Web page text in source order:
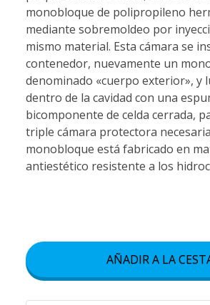
monobloque de polipropileno
mediante sobremoldeo por
mismo material. Esta cámara se
contenedor, nuevamente un
denominado «cuerpo exterior», y
dentro de la cavidad con una
bicomponente de celda cerrada,
triple cámara protectora
monobloque está fabricado en
antiestético resistente a los
AÑADIR A LA